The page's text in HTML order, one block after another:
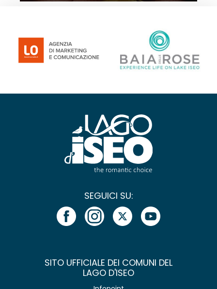
SEGUICI SU:
SITO UFFICIALE DEI COMUNI DEL
LAGO D'ISEO